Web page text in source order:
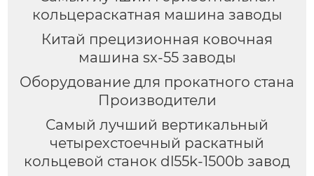
кольцераскатная машина заводы
Китай прецизионная ковочная
машина sx-55 заводы
Оборудование для прокатного стана
Производители
Самый лучший вертикальный
четырехстоечный раскатный
кольцевой станок dl55k-1500b завод